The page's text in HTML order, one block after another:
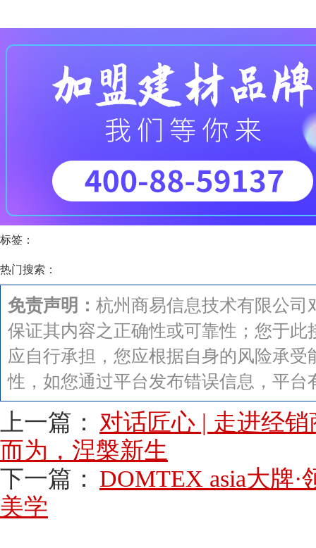
标签：
热门搜索：
免责声明： 杭州商易信息技术有限公
保证其内容之正确性或可靠性；您于
应自行承担，您应根据自身的风险承
性，如您通过平台发布错误信息，平台
上一篇： 对话匠心 | 走进经
而为，涅槃新生
下一篇： DOMTEX asia大牌·
美学